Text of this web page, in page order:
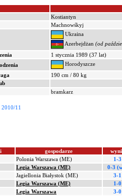
Kostiantyn
Machnowśkyj
Ukraina
Azerbejdżan (od
1 stycznia 1989 (37 lat)
Horodyszcze
190 cm / 80 kg
bramkarz
2010/11
gospodarze
Polonia Warszawa (ME)
1-3
Legia Warszawa (ME)
0-3
Jagiellonia Białystok (ME)
3-1
Legia Warszawa (ME)
1-0
Legia Warszawa
3-0